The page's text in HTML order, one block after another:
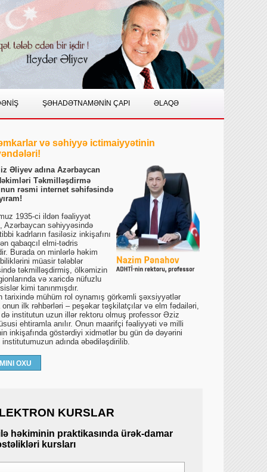
ŞƏHADƏTNAMƏNİN ÇAPI ƏLAQƏ
və səhiyyə ictimaiyyətinin
Əliyev adına Azərbaycan
Təkmilləşdirmə
rəsmi internet səhifəsində
1935-ci ildən fəaliyyət
Azərbaycan səhiyyəsində
kadrların fasiləsiz inkişafını
qabaqcıl elmi-tədris
Burada on minlərlə həkim
müasir tələblər
təkmilləşdirmiş, ölkəmizin
və xaricdə nüfuzlu
kimi tanınmışdır.
tarixində mühüm rol oynamış görkəmli şəxsiyyətlər
onun ilk rəhbərləri – peşəkar təşkilatçılar və elm fədailəri,
institutun uzun illər rektoru olmuş professor Əziz
ehtiramla anılır. Onun maarifçi fəaliyyəti və milli
inkişafında göstərdiyi xidmətlər bu gün də dəyərini
adında əbədiləşdirilib.
OXU
KURSLAR
həkiminin praktikasında ürək-damar
kursları